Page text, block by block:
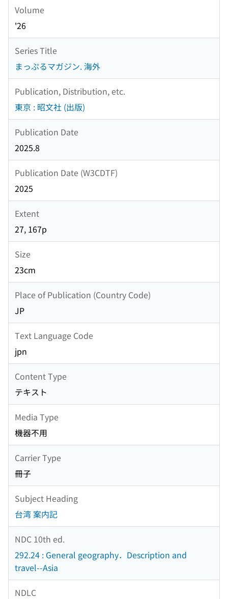
Volume
'26
Series Title
まっぷるマガジン. 海外
Publication, Distribution, etc.
東京 : 昭文社 (出版)
Publication Date
2025.8
Publication Date (W3CDTF)
2025
Extent
27, 167p
Size
23cm
Place of Publication (Country Code)
JP
Text Language Code
jpn
Content Type
テキスト
Media Type
機器不用
Carrier Type
冊子
Subject Heading
台湾 案内記
NDC 10th ed.
292.24 : General geography．Description and
travel--Asia
NDLC